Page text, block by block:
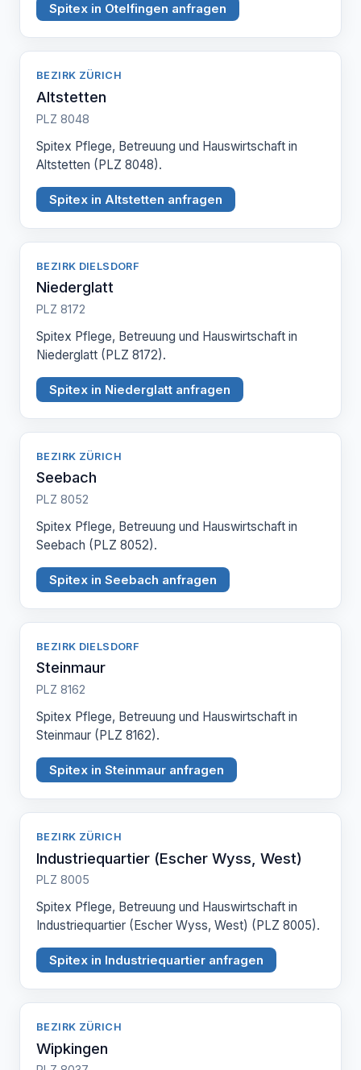
Spitex in Otelfingen anfragen
BEZIRK ZÜRICH
Altstetten
PLZ 8048
Spitex Pflege, Betreuung und Hauswirtschaft in
Altstetten (PLZ 8048).
Spitex in Altstetten anfragen
BEZIRK DIELSDORF
Niederglatt
PLZ 8172
Spitex Pflege, Betreuung und Hauswirtschaft in
Niederglatt (PLZ 8172).
Spitex in Niederglatt anfragen
BEZIRK ZÜRICH
Seebach
PLZ 8052
Spitex Pflege, Betreuung und Hauswirtschaft in
Seebach (PLZ 8052).
Spitex in Seebach anfragen
BEZIRK DIELSDORF
Steinmaur
PLZ 8162
Spitex Pflege, Betreuung und Hauswirtschaft in
Steinmaur (PLZ 8162).
Spitex in Steinmaur anfragen
BEZIRK ZÜRICH
Industriequartier (Escher Wyss, West)
PLZ 8005
Spitex Pflege, Betreuung und Hauswirtschaft in
Industriequartier (Escher Wyss, West) (PLZ 8005).
Spitex in Industriequartier anfragen
BEZIRK ZÜRICH
Wipkingen